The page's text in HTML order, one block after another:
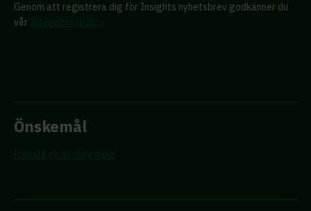
Genom att registrera dig för Insights nyhetsbrev godkänner du
vår
Önskemål